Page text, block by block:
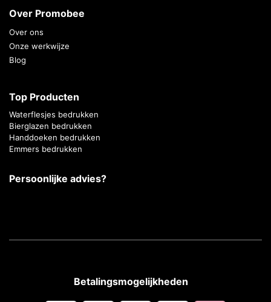
Over Promobee
Over ons
Onze werkwijze
Blog
Top Producten
Waterflesjes bedrukken
Bierglazen bedrukken
Handdoeken bedrukken
Emmers bedrukken
Persoonlijke advies?
Betalingsmogelijkheden